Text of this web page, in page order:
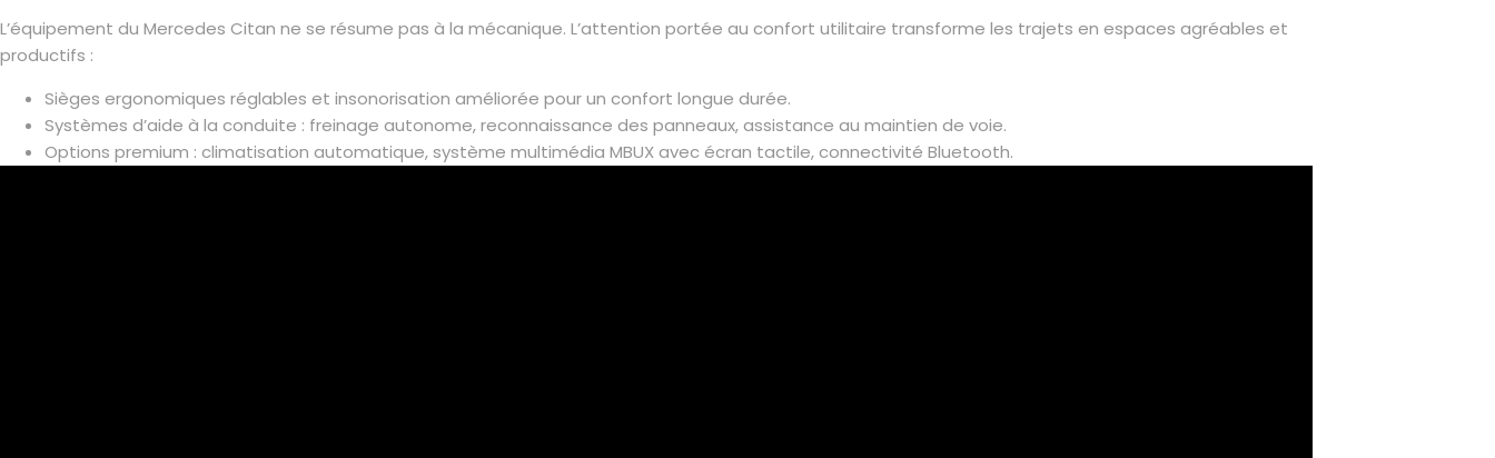
L’équipement du Mercedes Citan ne se résume pas à la mécanique. L’attention portée au confort utilitaire transforme les trajets en espaces agréables et
productifs :
Sièges ergonomiques réglables et insonorisation améliorée pour un confort longue durée.
Systèmes d’aide à la conduite : freinage autonome, reconnaissance des panneaux, assistance au maintien de voie.
Options premium : climatisation automatique, système multimédia MBUX avec écran tactile, connectivité Bluetooth.